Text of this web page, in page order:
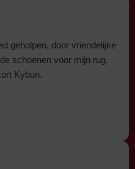
geholpen, door vriendelijke
schoenen voor mijn rug.
Kybun.